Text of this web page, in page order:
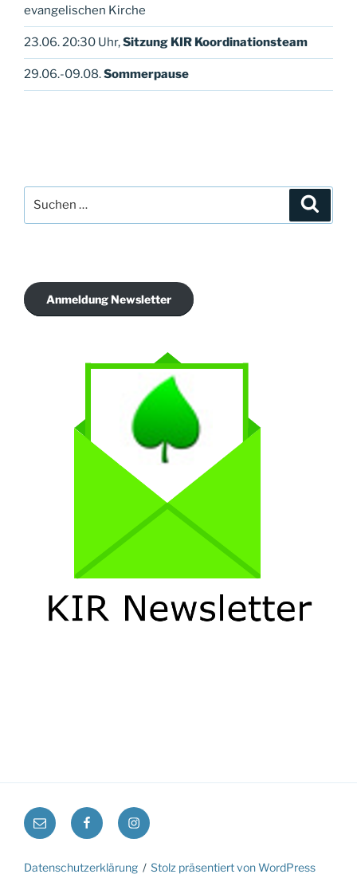
evangelischen Kirche
23.06. 20:30 Uhr,Sitzung KIR Koordinationsteam
29.06.-09.08.Sommerpause
nach:
Anmeldung Newsletter
E-
Mail:
FacebookInstagram
Datenschutzerklärung Stolz präsentiert von WordPress